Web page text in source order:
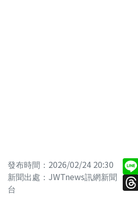
發布時間：2026/02/24 20:30
新聞出處：JWTnews訊網新聞
台